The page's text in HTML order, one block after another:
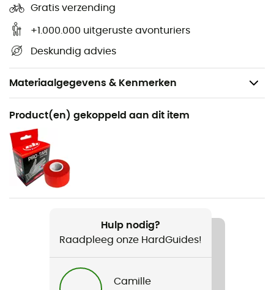
Gratis verzending
+1.000.000 uitgeruste avonturiers
Deskundig advies
Materiaalgegevens & Kenmerken
Aanbevolen voor
Klettersteig
Gewicht
514 g
Product
EN 958, EN 12275
Product(en) gekoppeld aan dit item
Hulp nodig?
Raadpleeg onze HardGuides!
Camille